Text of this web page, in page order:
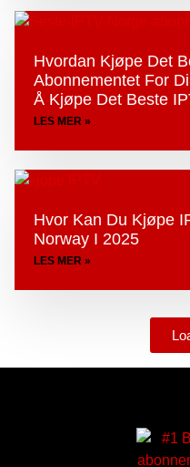
Hvordan Kjøpe Det
Abonnementet For
Å Kjøpe Det Beste
LES MER »
Hvor Kan Du Kjøpe
Norway I 2025
LES MER »